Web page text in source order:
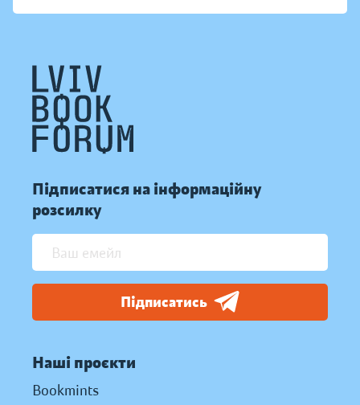
Підписатися на інформаційну
розсилку
Підписатись
Наші проєкти
Bookmints